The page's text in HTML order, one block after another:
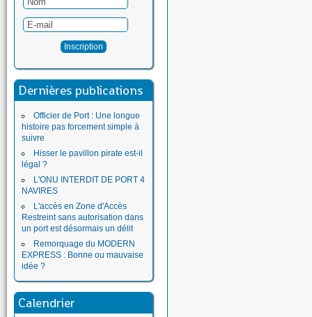
Dernières publications
Officier de Port : Une longue
histoire pas forcement simple à
suivre
Hisser le pavillon pirate est-il
légal ?
L'ONU INTERDIT DE PORT 4
NAVIRES
L'accès en Zone d'Accès
Restreint sans autorisation dans
un port est désormais un délit
Remorquage du MODERN
EXPRESS : Bonne ou mauvaise
idée ?
Calendrier